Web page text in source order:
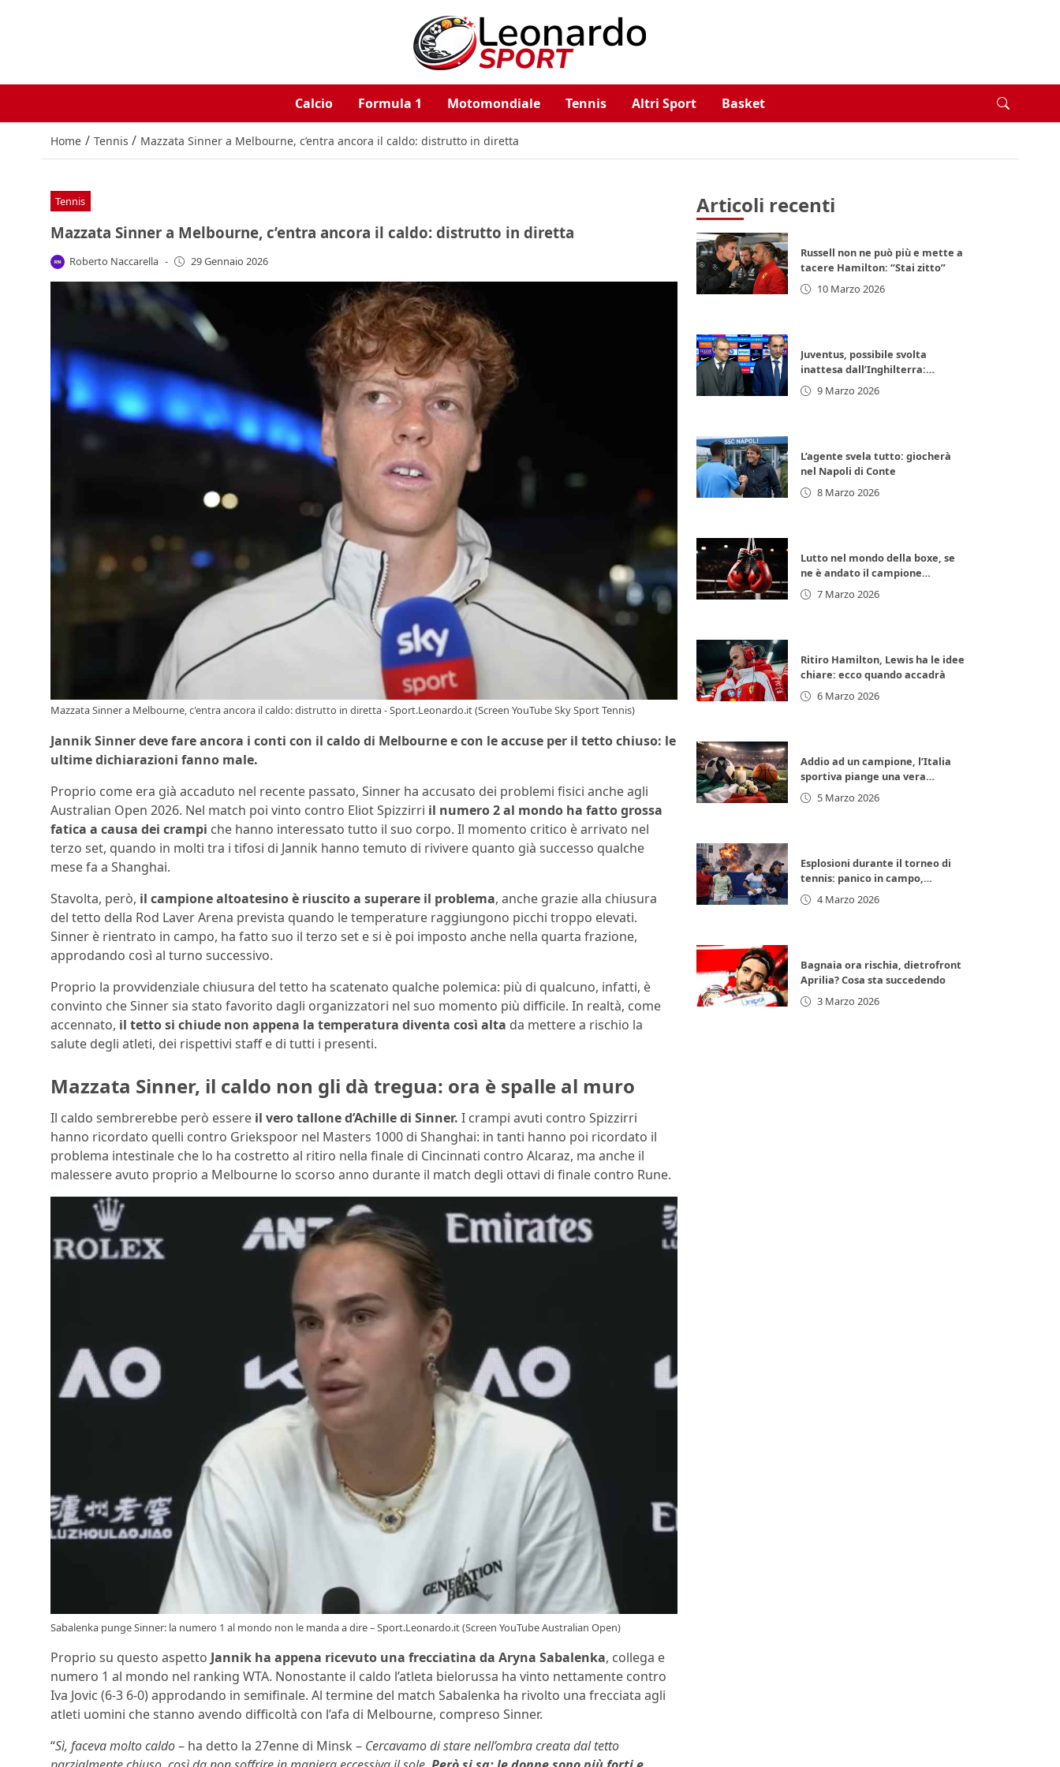
Calcio Formula 1 Motomondiale Tennis Altri Sport Basket
Home / Tennis / Mazzata Sinner a Melbourne, c’entra ancora il caldo: distrutto in diretta
Tennis
Mazzata Sinner a Melbourne, c’entra ancora il caldo: distrutto in diretta
Roberto Naccarella - 29 Gennaio 2026
Mazzata Sinner a Melbourne, c'entra ancora il caldo: distrutto in diretta - Sport.Leonardo.it (Screen YouTube Sky Sport Tennis)
Jannik Sinner deve fare ancora i conti con il caldo di Melbourne e con le accuse per il tetto chiuso: le
ultime dichiarazioni fanno male.
Proprio come era già accaduto nel recente passato, Sinner ha accusato dei problemi fisici anche agli
Australian Open 2026. Nel match poi vinto contro Eliot Spizzirri il numero 2 al mondo ha fatto grossa
fatica a causa dei crampi che hanno interessato tutto il suo corpo. Il momento critico è arrivato nel
terzo set, quando in molti tra i tifosi di Jannik hanno temuto di rivivere quanto già successo qualche
mese fa a Shanghai.
Stavolta, però, il campione altoatesino è riuscito a superare il problema, anche grazie alla chiusura
del tetto della Rod Laver Arena prevista quando le temperature raggiungono picchi troppo elevati.
Sinner è rientrato in campo, ha fatto suo il terzo set e si è poi imposto anche nella quarta frazione,
approdando così al turno successivo.
Proprio la provvidenziale chiusura del tetto ha scatenato qualche polemica: più di qualcuno, infatti, è
convinto che Sinner sia stato favorito dagli organizzatori nel suo momento più difficile. In realtà, come
accennato, il tetto si chiude non appena la temperatura diventa così alta da mettere a rischio la
salute degli atleti, dei rispettivi staff e di tutti i presenti.
Mazzata Sinner, il caldo non gli dà tregua: ora è spalle al muro
Il caldo sembrerebbe però essere il vero tallone d’Achille di Sinner. I crampi avuti contro Spizzirri
hanno ricordato quelli contro Griekspoor nel Masters 1000 di Shanghai: in tanti hanno poi ricordato il
problema intestinale che lo ha costretto al ritiro nella finale di Cincinnati contro Alcaraz, ma anche il
malessere avuto proprio a Melbourne lo scorso anno durante il match degli ottavi di finale contro Rune.
Sabalenka punge Sinner: la numero 1 al mondo non le manda a dire – Sport.Leonardo.it (Screen YouTube Australian Open)
Proprio su questo aspetto Jannik ha appena ricevuto una frecciatina da Aryna Sabalenka, collega e
numero 1 al mondo nel ranking WTA. Nonostante il caldo l’atleta bielorussa ha vinto nettamente contro
Iva Jovic (6-3 6-0) approdando in semifinale. Al termine del match Sabalenka ha rivolto una frecciata agli
atleti uomini che stanno avendo difficoltà con l’afa di Melbourne, compreso Sinner.
“Sì, faceva molto caldo– ha detto la 27enne di Minsk – Cercavamo di stare nell’ombra creata dal tetto
Articoli recenti
Russell non ne può più e mette a
tacere Hamilton: “Stai zitto”
10 Marzo 2026
Juventus, possibile svolta
inattesa dall’Inghilterra:
arrivano 11 milioni di euro subito
9 Marzo 2026
L’agente svela tutto: giocherà
nel Napoli di Conte
8 Marzo 2026
Lutto nel mondo della boxe, se
ne è andato il campione
d’Europa: lacrime per la
leggenda italiana
7 Marzo 2026
Ritiro Hamilton, Lewis ha le idee
chiare: ecco quando accadrà
6 Marzo 2026
Addio ad un campione, l’Italia
sportiva piange una vera
leggenda
5 Marzo 2026
Esplosioni durante il torneo di
tennis: panico in campo,
giocatori in fuga
4 Marzo 2026
Bagnaia ora rischia, dietrofront
Aprilia? Cosa sta succedendo
3 Marzo 2026